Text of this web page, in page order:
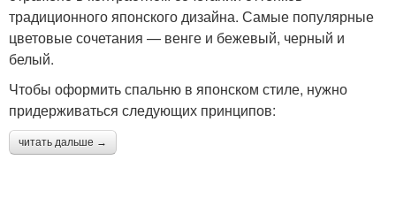
традиционного японского дизайна. Самые популярные
цветовые сочетания — венге и бежевый, черный и
белый.
Чтобы оформить спальню в японском стиле, нужно
придерживаться следующих принципов:
читать дальше →